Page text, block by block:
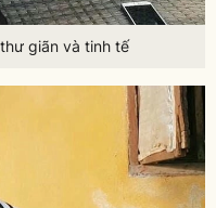
giãn và tinh tế